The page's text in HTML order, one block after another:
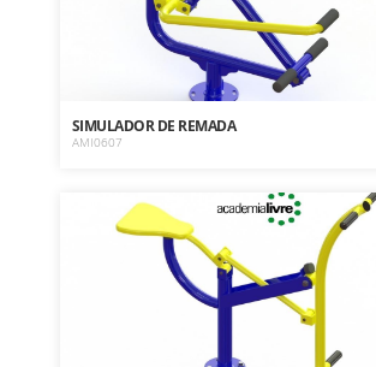
SIMULADOR DE REMADA
AMI0607